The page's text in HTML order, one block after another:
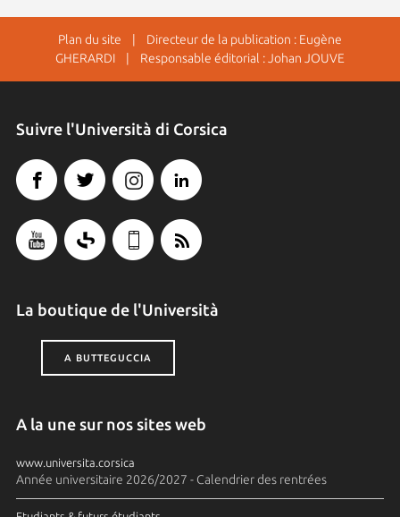
Plan du site | Directeur de la publication : Eugène
GHERARDI | Responsable éditorial : Johan JOUVE
Suivre l'Università di Corsica
La boutique de l'Università
A BUTTEGUCCIA
A la une sur nos sites web
www.universita.corsica
Année universitaire 2026/2027 - Calendrier des rentrées